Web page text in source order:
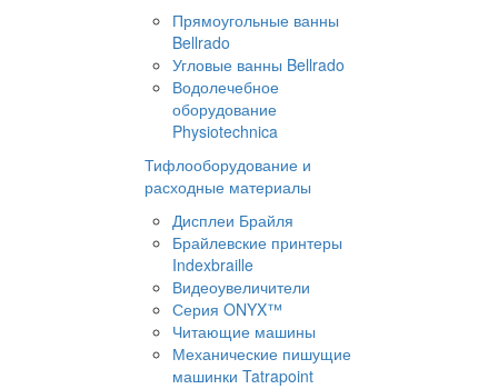
Прямоугольные ванны
Bellrado
Угловые ванны Bellrado
Водолечебное
оборудование
Physiotechnica
Тифлооборудование и
расходные материалы
Дисплеи Брайля
Брайлевские принтеры
Indexbraille
Видеоувеличители
Серия ONYX™
Читающие машины
Механические пишущие
машинки Tatrapoint